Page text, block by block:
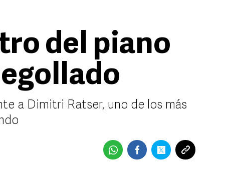
del piano
a Dimitri Ratser, uno de los más